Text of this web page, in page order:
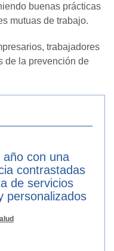
buenas prácticas
mutuas de trabajo.
trabajadores
de la prevención de
año con una
contrastadas
de servicios
personalizados